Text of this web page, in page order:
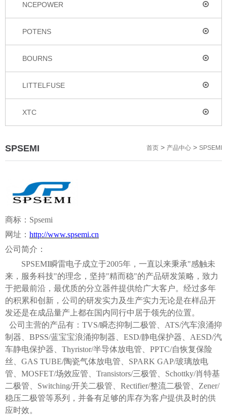
NCEPOWER
POTENS
BOURNS
LITTELFUSE
XTC
SPSEMI 首页 > 产品中心 > SPSEMI
商标： Spsemi
网址： http://www.spsemi.cn
公司简介：
SPSEMI瞬雷电子成立于2005年， 一直以来秉承"感触未
来，服务科技"的理念，坚持"精而稳"的产品研发策略，致力
于把最前沿，最优质的分立器件提供给广大客户。经过多年
的积累和创新，公司的研发实力及生产实力无论是在样品开
发还是在成品量产上都在国内同行中居于领先的位置。
公司主营的产品有： TVS/瞬态抑制二极管、ATS/汽车浪涌抑
制器、BPSS/蓝宝宝浪涌抑制器、ESD/静电保护器、AESD/汽
车静电保护器、Thyristor/半导体放电管、PPTC/自恢复保险
丝、GAS TUBE/陶瓷气体放电管、SPARK GAP/玻璃放电
管、MOSFET/场效应管、Transistors/三极管、Schottky/肖特基
二极管、Switching/开关二极管、Rectifier/整流二极管、Zener/
稳压二极管等系列，并备有足够的库存为客户提供及时的供
应时效。